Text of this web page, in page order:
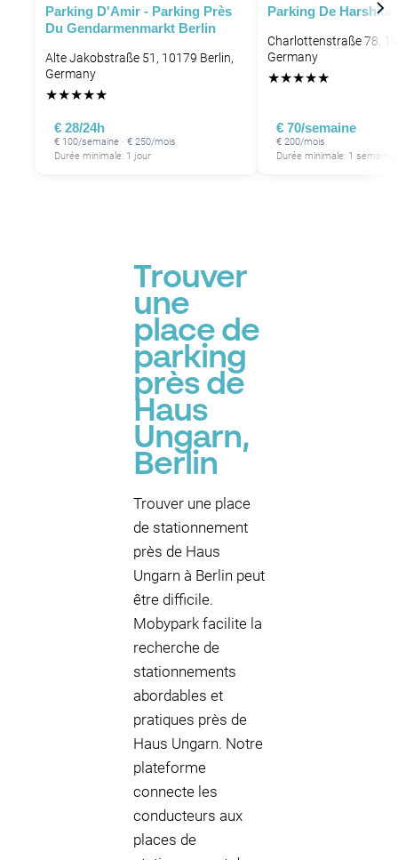
Parking D'Amir - Parking Près
Du Gendarmenmarkt Berlin
Alte Jakobstraße 51, 10179 Berlin,
Germany
★★★★★
€ 28/24h
€ 100/semaine · € 250/mois
Durée minimale: 1 jour
Parking De Harshita
Charlottenstraße 78,
Germany
★★★★★
€ 70/semaine
€ 200/mois
Durée minimale: 1 semaine
Trouver
une
place de
parking
près de
Haus
Ungarn,
Berlin
Trouver une place
de stationnement
près de Haus
Ungarn à Berlin peut
être difficile.
Mobypark facilite la
recherche de
stationnements
abordables et
pratiques près de
Haus Ungarn. Notre
plateforme
connecte les
conducteurs aux
places de